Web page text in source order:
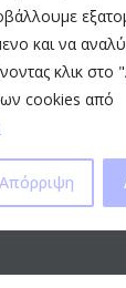
και να
κλικ
cookies από
Απόρριψη
επανορθωτική